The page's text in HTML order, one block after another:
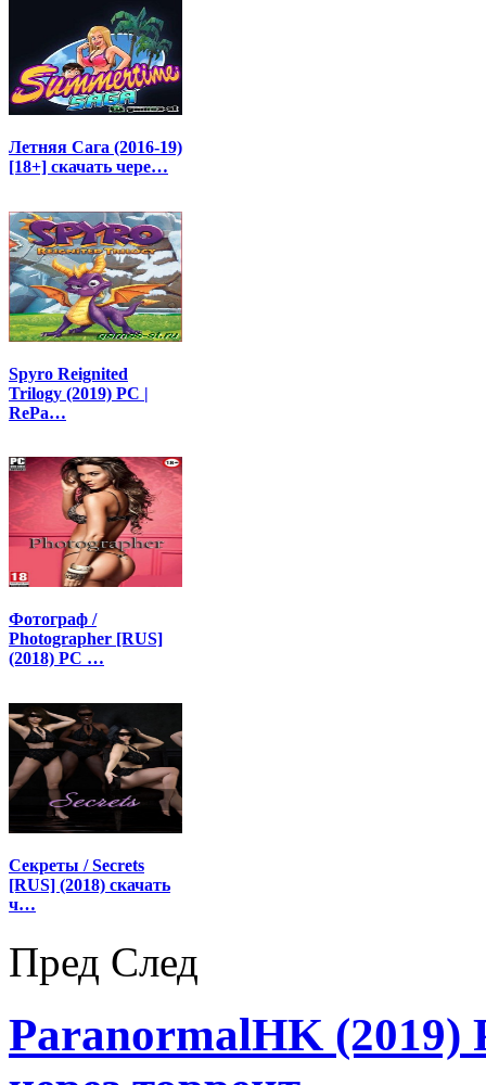
Летняя Сага (2016-19)
[18+] скачать чере…
Spyro Reignited
Trilogy (2019) PC |
RePa…
Фотограф /
Photographer [RUS]
(2018) PC …
Секреты / Secrets
[RUS] (2018) скачать
ч…
Пред След
ParanormalHK (2019)